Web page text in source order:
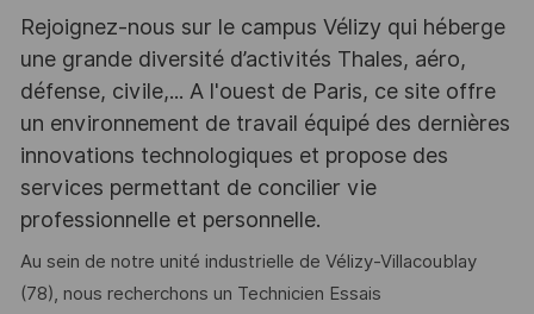
Rejoignez-nous sur le campus Vélizy qui héberge
une grande diversité d’activités Thales, aéro,
défense, civile,... A l'ouest de Paris, ce site offre
un environnement de travail équipé des dernières
innovations technologiques et propose des
services permettant de concilier vie
professionnelle et personnelle.
Au sein de notre unité industrielle de Vélizy-Villacoublay
(78), nous recherchons un Technicien Essais